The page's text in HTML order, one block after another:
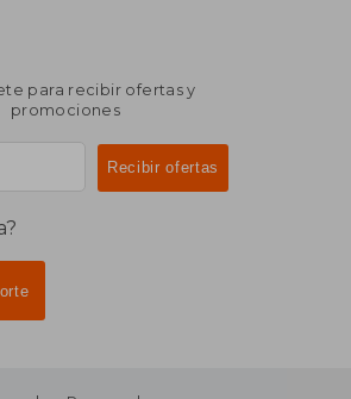
para recibir ofertas y
promociones